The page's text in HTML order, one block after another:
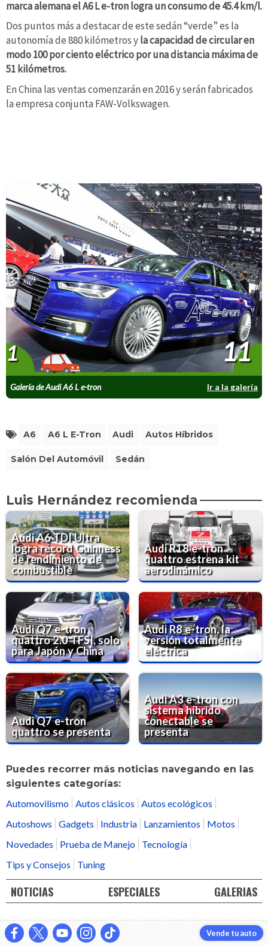
marca alemana el A6 L e-tron logra un consumo de 45.4 km/l.
Dos puntos más a destacar de este sedán “verde” es la
autonomía de 880 kilómetros yla capacidad de circular en
modo 100 por ciento eléctrico por una distancia máxima de
51 kilómetros.
En China las ventas comenzarán en 2016 y serán fabricados
la empresa conjunta FAW-Volkswagen.
Galería de Audi A6 L e-tron Ir a la galería
1 11
A6 A6 L E-Tron Audi Autos Híbridos
Salón Del Automóvil Sedán
Luis Hernández recomienda
Audi A6 TDI Ultra
logra récord Guinness
de rendimiento de
combustible
Audi R18 e-tron
quattro estrena kit
aerodinámico
Audi Q7 e-tron
quattro 2.0 TFSI, solo
para Japón y China
Audi R8 e-tron, la
versión totalmente
eléctrica
Audi Q7 e-tron
quattro se presenta
Audi A3 e-tron con
sistema híbrido
conectable se
presenta
Puedes recorrer más noticias navegando en las
siguientes categorías:
Automovilismo Autos clásicos
Autos ecológicos
Autoshows
Gadgets Industria Lanzamientos
Motos
Novedades
Prueba de Manejo
Tecnología
Tips y Consejos
Tuning
NOTICIAS ESPECIALES GALERIAS
Vende tu auto